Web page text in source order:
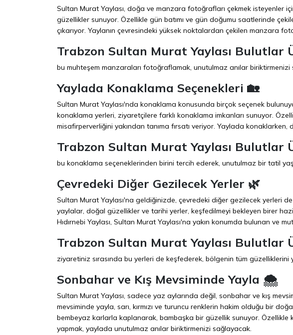
Sultan Murat Yaylası, doğa ve manzara fotoğrafları çekmek isteyenler
güzellikler sunuyor. Özellikle gün batımı ve gün doğumu saatlerinde
çıkarıyor. Yaylanın çevresindeki yüksek noktalardan çekilen manzara
Trabzon Sultan Murat Yaylası Bulutlar
bu muhteşem manzaraları fotoğraflamak, unutulmaz anılar biriktirmenizi
Yaylada Konaklama Seçenekleri 🏡
Sultan Murat Yaylası'nda konaklama konusunda birçok seçenek
konaklama yerleri, ziyaretçilere farklı konaklama imkanları sunuyor.
misafirperverliğini yakından tanıma fırsatı veriyor. Yaylada
Trabzon Sultan Murat Yaylası Bulutlar
bu konaklama seçeneklerinden birini tercih ederek, unutulmaz bir tatil
Çevredeki Diğer Gezilecek Yerler 🌿
Sultan Murat Yaylası'na geldiğinizde, çevredeki diğer gezilecek yerleri
yaylalar, doğal güzellikler ve tarihi yerler, keşfedilmeyi bekleyen birer
Hıdırnebi Yaylası, Sultan Murat Yaylası'na yakın konumda bulunan ve
Trabzon Sultan Murat Yaylası Bulutlar
ziyaretiniz sırasında bu yerleri de keşfederek, bölgenin tüm güzelliklerini
Sonbahar ve Kış Mevsiminde Yayla 🌨️
Sultan Murat Yaylası, sadece yaz aylarında değil, sonbahar ve kış
mevsiminde yayla, sarı, kırmızı ve turuncu renklerin hakim olduğu bir
bembeyaz karlarla kaplanarak, bambaşka bir güzellik sunuyor. Özellikle
yapmak, yaylada unutulmaz anılar biriktirmenizi sağlayacak.